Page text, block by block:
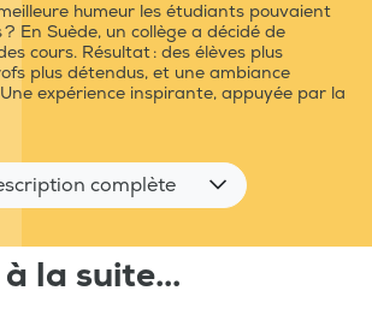
humeur les étudiants pouvaient
En Suède, un collège a décidé de
cours. Résultat : des élèves plus
plus détendus, et une ambiance
expérience inspirante, appuyée par la
complète
la suite...